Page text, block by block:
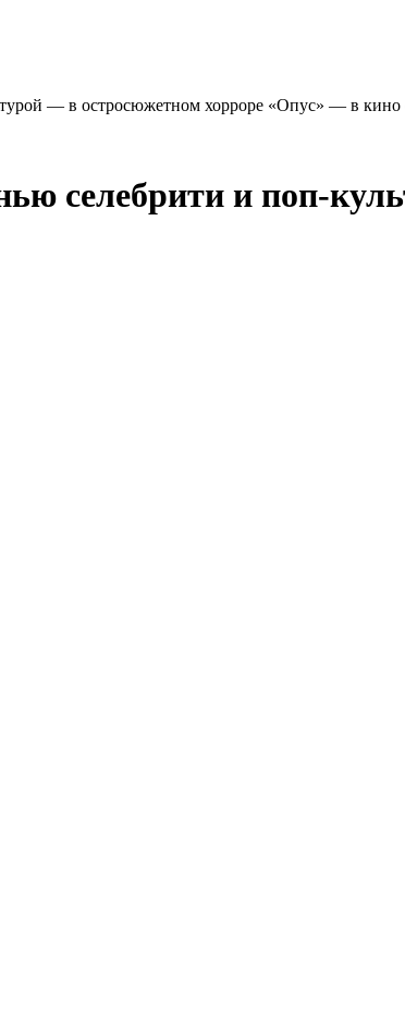
— в остросюжетном хорроре «Опус» — в кино
селебрити и поп-